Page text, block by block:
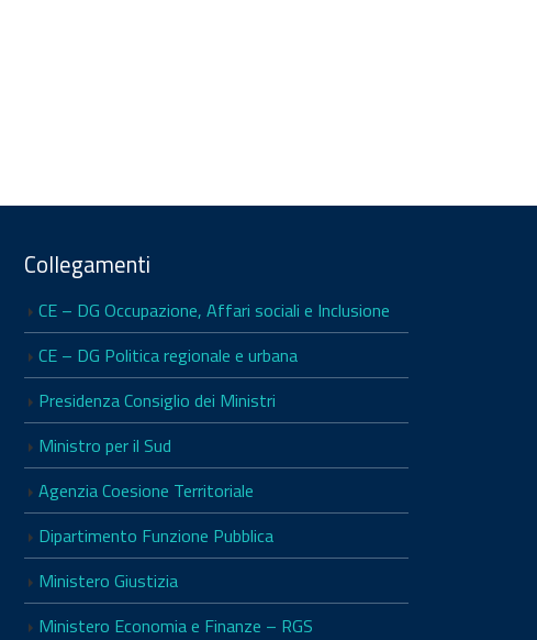
Collegamenti
CE – DG Occupazione, Affari sociali e Inclusione
CE – DG Politica regionale e urbana
Presidenza Consiglio dei Ministri
Ministro per il Sud
Agenzia Coesione Territoriale
Dipartimento Funzione Pubblica
Ministero Giustizia
Ministero Economia e Finanze – RGS